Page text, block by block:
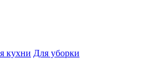
кухни Для уборки